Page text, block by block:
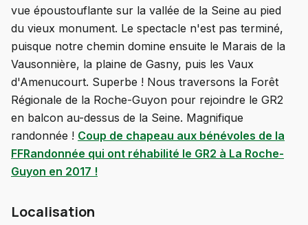
vue époustouflante sur la vallée de la Seine au pied
du vieux monument. Le spectacle n'est pas terminé,
puisque notre chemin domine ensuite le Marais de la
Vausonnière, la plaine de Gasny, puis les Vaux
d'Amenucourt. Superbe ! Nous traversons la Forêt
Régionale de la Roche-Guyon pour rejoindre le GR2
en balcon au-dessus de la Seine. Magnifique
randonnée ! Coup de chapeau aux bénévoles de la
FFRandonnée qui ont réhabilité le GR2 à La Roche-
Guyon en 2017 !
Localisation